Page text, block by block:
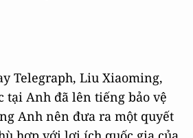
Telegraph, Liu Xiaoming,
tại Anh đã lên tiếng bảo vệ
Anh nên đưa ra một quyết